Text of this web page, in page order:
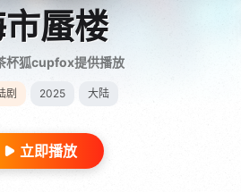
蜃楼
杯狐cupfox提供播放
剧 2025 大陆
立即播放